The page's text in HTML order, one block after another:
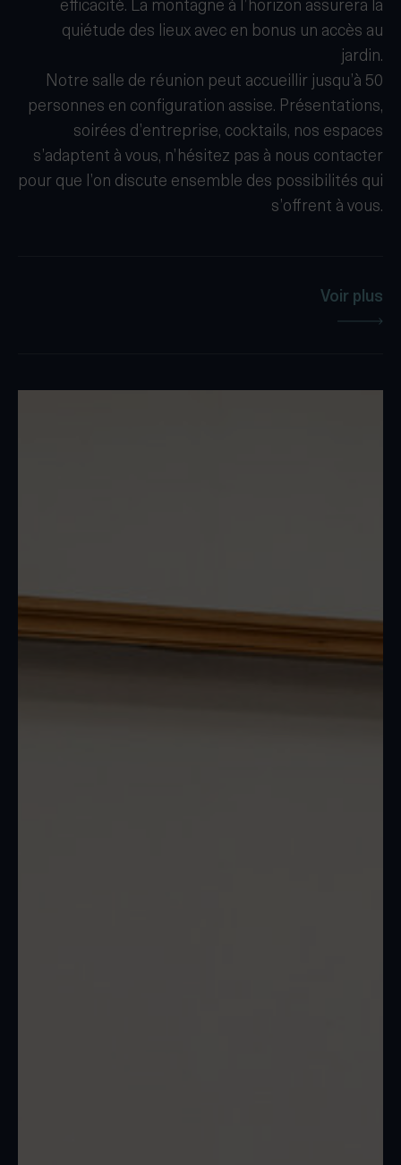
efficacité. La montagne à l’horizon assurera la
quiétude des lieux avec en bonus un accès au
jardin.
Notre salle de réunion peut accueillir jusqu’à 50
personnes en configuration assise. Présentations,
soirées d’entreprise, cocktails, nos espaces
s’adaptent à vous, n’hésitez pas à nous contacter
pour que l’on discute ensemble des possibilités qui
s’offrent à vous.
Voir plus